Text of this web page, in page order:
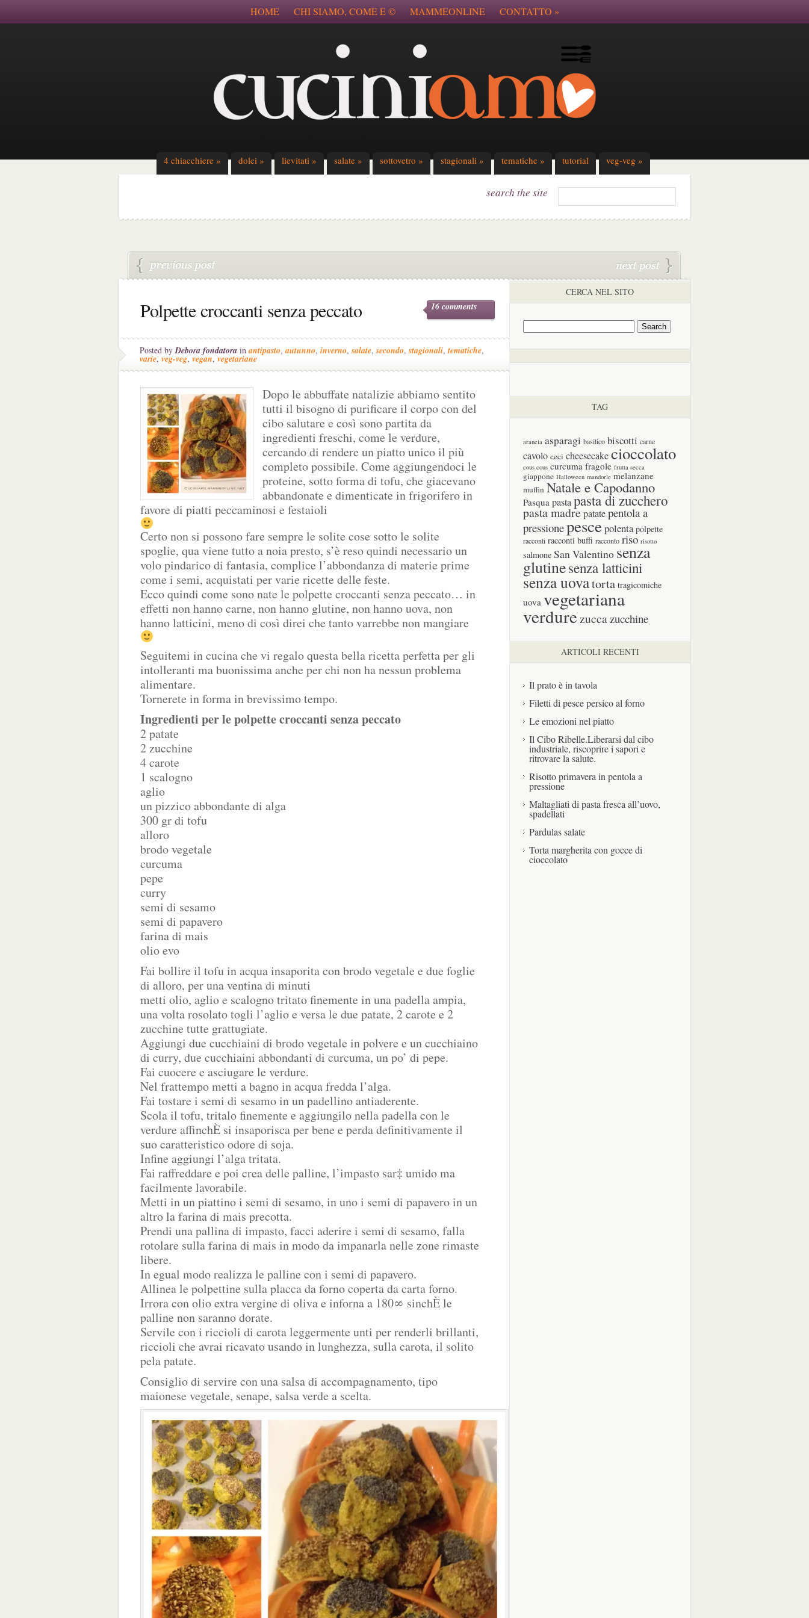
HOME CHI SIAMO, COME E © MAMMEONLINE CONTATTO »
4 chiacchiere » dolci » lievitati » salate » sottovetro » stagionali » tematiche » tutorial veg-veg »
search the site
Polpette croccanti senza peccato 16 comments
Posted byDebora fondatora inantipasto,autunno, inverno,salate,secondo,stagionali, tematiche,
varie, veg-veg, vegan, vegetariane
Dopo le abbuffate natalizie abbiamo sentito
tutti il bisogno di purificare il corpo con del
cibo salutare e così sono partita da
ingredienti freschi, come le verdure,
cercando di rendere un piatto unico il più
completo possibile. Come aggiungendoci le
proteine, sotto forma di tofu, che giacevano
abbandonate e dimenticate in frigorifero in
favore di piatti peccaminosi e festaioli
Certo non si possono fare sempre le solite cose sotto le solite
spoglie, qua viene tutto a noia presto, s’è reso quindi necessario un
volo pindarico di fantasia, complice l’abbondanza di materie prime
come i semi, acquistati per varie ricette delle feste.
Ecco quindi come sono nate le polpette croccanti senza peccato… in
effetti non hanno carne, non hanno glutine, non hanno uova, non
hanno latticini, meno di così direi che tanto varrebbe non mangiare
Seguitemi in cucina che vi regalo questa bella ricetta perfetta per gli
intolleranti ma buonissima anche per chi non ha nessun problema
alimentare.
Tornerete in forma in brevissimo tempo.
Ingredienti per le polpette croccanti senza peccato
2 patate
2 zucchine
4 carote
1 scalogno
aglio
un pizzico abbondante di alga
300 gr di tofu
alloro
brodo vegetale
curcuma
pepe
curry
semi di sesamo
semi di papavero
farina di mais
olio evo
Fai bollire il tofu in acqua insaporita con brodo vegetale e due foglie
di alloro, per una ventina di minuti
metti olio, aglio e scalogno tritato finemente in una padella ampia,
una volta rosolato togli l’aglio e versa le due patate, 2 carote e 2
zucchine tutte grattugiate.
Aggiungi due cucchiaini di brodo vegetale in polvere e un cucchiaino
di curry, due cucchiaini abbondanti di curcuma, un po’ di pepe.
Fai cuocere e asciugare le verdure.
Nel frattempo metti a bagno in acqua fredda l’alga.
Fai tostare i semi di sesamo in un padellino antiaderente.
Scola il tofu, tritalo finemente e aggiungilo nella padella con le
verdure affinchÈ si insaporisca per bene e perda definitivamente il
suo caratteristico odore di soja.
Infine aggiungi l’alga tritata.
Fai raffreddare e poi crea delle palline, l’impasto sar‡ umido ma
facilmente lavorabile.
Metti in un piattino i semi di sesamo, in uno i semi di papavero in un
altro la farina di mais precotta.
Prendi una pallina di impasto, facci aderire i semi di sesamo, falla
rotolare sulla farina di mais in modo da impanarla nelle zone rimaste
libere.
In egual modo realizza le palline con i semi di papavero.
Allinea le polpettine sulla placca da forno coperta da carta forno.
Irrora con olio extra vergine di oliva e inforna a 180∞ sinchÈ le
palline non saranno dorate.
Servile con i riccioli di carota leggermente unti per renderli brillanti,
riccioli che avrai ricavato usando in lunghezza, sulla carota, il solito
pela patate.
Consiglio di servire con una salsa di accompagnamento, tipo
maionese vegetale, senape, salsa verde a scelta.
CERCA NEL SITO
TAG
arancia asparagi basilico biscotti carne
cavolo ceci cheesecakecioccolato
cous cous curcuma fragole frutta secca
giappone Halloween mandorle melanzane
muffin Natale e Capodanno
Pasqua pastapasta di zucchero
pasta madre patatepentola a
pressionepesce polenta polpette
racconti racconti buffi racconto riso risotto
salmone San Valentino senza
glutinesenza latticini
senza uovatorta tragicomiche
uova vegetariana
verdurezuccazucchine
ARTICOLI RECENTI
Il prato è in tavola
Filetti di pesce persico al forno
Le emozioni nel piatto
Il Cibo Ribelle.Liberarsi dal cibo
industriale, riscoprire i sapori e
ritrovare la salute.
Risotto primavera in pentola a
pressione
Maltagliati di pasta fresca all’uovo,
spadellati
Pardulas salate
Torta margherita con gocce di
cioccolato